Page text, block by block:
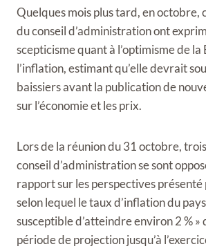
Quelques mois plus tard, en octobre,
du conseil d’administration ont
scepticisme quant à l’optimisme de
l’inflation, estimant qu’elle devrait
baissiers avant la publication de
sur l’économie et les prix.
Lors de la réunion du 31 octobre,
conseil d’administration se sont
rapport sur les perspectives
selon lequel le taux d’inflation du
susceptible d’atteindre environ 2 % »
période de projection jusqu’à